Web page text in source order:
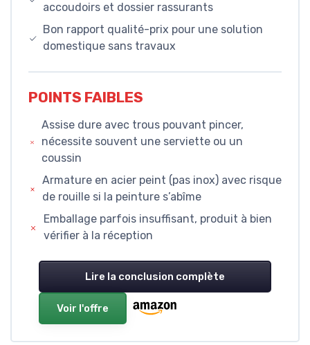
accoudoirs et dossier rassurants
Bon rapport qualité-prix pour une solution
domestique sans travaux
POINTS FAIBLES
Assise dure avec trous pouvant pincer,
nécessite souvent une serviette ou un
coussin
Armature en acier peint (pas inox) avec risque
de rouille si la peinture s’abîme
Emballage parfois insuffisant, produit à bien
vérifier à la réception
Lire la conclusion complète
Voir l'offre